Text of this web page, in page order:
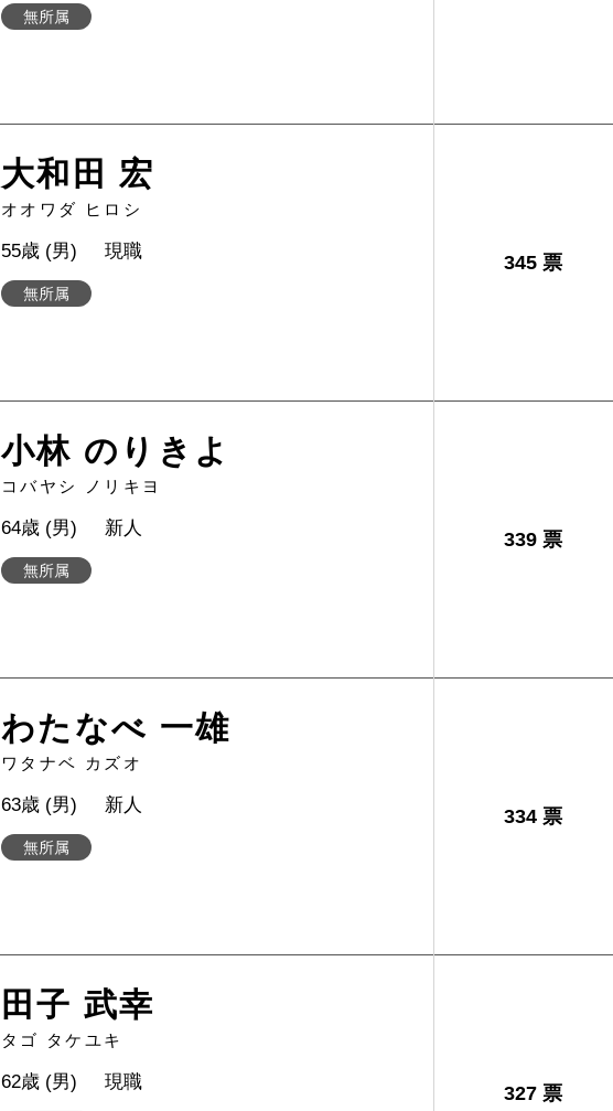
無所属
大和田 宏
オオワダ ヒロシ
無所属
55歳 (男) 現職
345 票
小林 のりきよ
コバヤシ ノリキヨ
無所属
64歳 (男) 新人
339 票
わたなべ 一雄
ワタナベ カズオ
無所属
63歳 (男) 新人
334 票
田子 武幸
タゴ タケユキ
62歳 (男) 現職
327 票